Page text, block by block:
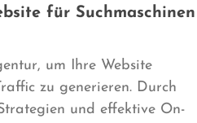
für Suchmaschinen
um Ihre Website
zu generieren. Durch
und effektive On-